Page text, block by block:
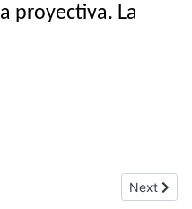
proyectiva. La
Next
Next